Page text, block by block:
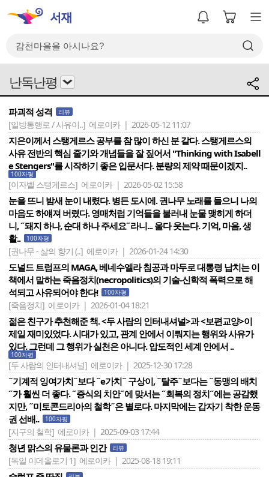
난독난평
파괴적 성격 리뷰
[일방통행로 / 사유이..] 에로이카 | 2026-05-12 11:07
지은이께서 스탱게르스 공부를 참 많이 하신 분 같다. 스탱게르스의
사유 전반의 핵심 줄기와 개념들을 잘 짚어서 "Thinking with Isabell
e Stengers"를 시작하기 좋은 입문서다. 분량의 제약 때문이겠지..
100자평
[이자벨 스탱게르스] 에로이카 | 2026-05-02 15:58
눈을 뜨니 밤새 눈이 내렸다. 병든 도시에. 권나무 노래를 들으니 나의
마음도 하얘져 버렸다. 영매처럼 기억들을 불러내 눈물 맺히게 하더
니, ˝돼지 하나, 순대 하나 주세요˝라니... 울다 웃는다. 기억, 마음, 생
활..
100자평
[권나무 - 삶의 향기 (..] 에로이카 | 2026-01-24 14:30
도널드 트럼프의 MAGA, 베네수엘라 침공과 마두로 대통령 납치는 이
책에서 말하는 죽음정치(necropolitics)의 기술-신학적 폭력으로 해
석되고 사유되어야 한다!
100자평
[죽음정치] 에로이카 | 2026-01-04 18:21
젊은 친구가 추천해준 책. <두 사람의 인터내셔널>과 <보편교양>이
제일 재미있었다. 시대가 있고, 관계 안에서 이뤄지는 행위와 사유가
있다. 그런데 그 행위가 실천은 아니다. 압도적인 세계 안에서 ..
100자평
[두 사람의 인터내셔널] 에로이카 | 2025-12-30 17:28
˝기계적 잉여가치˝보다 ˝e가치˝ 구상이, ˝탈주˝보다는 ˝동맹의 배치
˝가 훨씬 더 좋다. ˝증식의 치안˝에 맞서는 ˝회복의 정치˝에는 공감했
지만, ˝미토콘드리아의 철학˝은 별로다. 마지막에는 갑자기 착한 운동
권 선배..
100자평
[지구의 철학] 에로이카 | 2025-09-03 17:44
청년 맑스의 유물론과 인간 리뷰
[독일 이데올로기 1] 에로이카 | 2025-08-18 19:11